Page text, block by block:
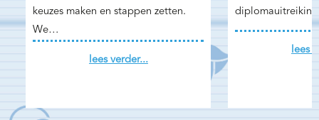
keuzes maken en stappen zetten.
We…
lees verder...
lees